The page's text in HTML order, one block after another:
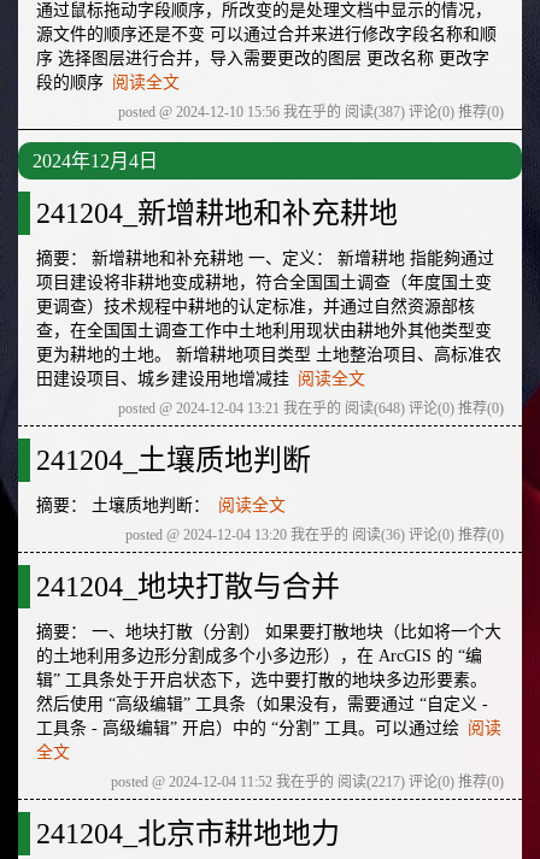
通过鼠标拖动字段顺序，所改变的是处理文档中显示的情况，
源文件的顺序还是不变 可以通过合并来进行修改字段名称和顺
序 选择图层进行合并，导入需要更改的图层 更改名称 更改字
段的顺序 阅读全文
posted @ 2024-12-10 15:56 我在乎的 阅读(387) 评论(0) 推荐(0)
2024年12月4日
241204_新增耕地和补充耕地
摘要： 新增耕地和补充耕地 一、定义： 新增耕地 指能夠通过
项目建设将非耕地变成耕地，符合全国国土调查（年度国土变
更调查）技术规程中耕地的认定标准，并通过自然资源部核
查，在全国国土调查工作中土地利用现状由耕地外其他类型变
更为耕地的土地。 新增耕地项目类型 土地整治项目、高标准农
田建设项目、城乡建设用地增减挂 阅读全文
posted @ 2024-12-04 13:21 我在乎的 阅读(648) 评论(0) 推荐(0)
241204_土壤质地判断
摘要： 土壤质地判断： 阅读全文
posted @ 2024-12-04 13:20 我在乎的 阅读(36) 评论(0) 推荐(0)
241204_地块打散与合并
摘要： 一、地块打散（分割） 如果要打散地块（比如将一个大
的土地利用多边形分割成多个小多边形），在 ArcGIS 的 “编
辑” 工具条处于开启状态下，选中要打散的地块多边形要素。
然后使用 “高级编辑” 工具条（如果没有，需要通过 “自定义 -
工具条 - 高级编辑” 开启）中的 “分割” 工具。可以通过绘 阅读
全文
posted @ 2024-12-04 11:52 我在乎的 阅读(2217) 评论(0) 推荐(0)
241204_北京市耕地地力